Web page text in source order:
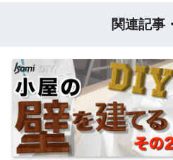
関連記事